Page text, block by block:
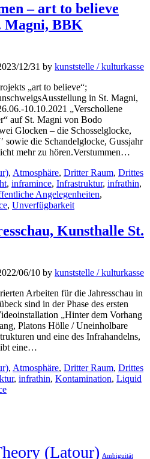
– art to believe
Magni, BBK
12/31 by kunststelle / kulturkasse
„art to believe“;
in St. Magni,
10.10.2021 „Verschollene
auf St. Magni von Bodo
Glocken – die Schosselglocke,
sowie die Schandelglocke, Gussjahr
mehr zu hören.Verstummen…
, Atmosphäre, Dritter Raum, Drittes
, inframince, Infrastruktur, infrathin,
Angelegenheiten,
, Unverfügbarkeit
Kunsthalle St.
06/10 by kunststelle / kulturkasse
Arbeiten für die Jahresschau in
sind in der Phase des ersten
„Hinter dem Vorhang
Platons Hölle / Uneinholbare
und eine des Infrahandelns,
eine…
, Atmosphäre, Dritter Raum, Drittes
, infrathin, Kontamination, Liquid
(Latour) Ambiguität